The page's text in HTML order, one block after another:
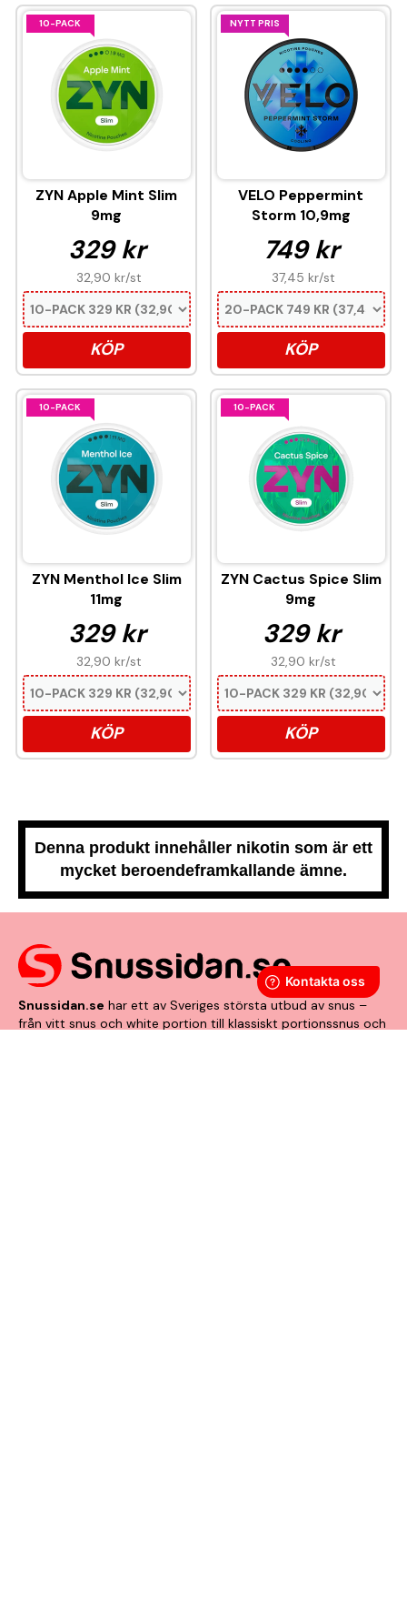
10-PACK
ZYN Apple Mint Slim
9mg
329 kr
32,90 kr/st
KÖP
NYTT PRIS
VELO Peppermint
Storm 10,9mg
749 kr
37,45 kr/st
KÖP
10-PACK
ZYN Menthol Ice Slim
11mg
329 kr
32,90 kr/st
KÖP
10-PACK
ZYN Cactus Spice Slim
9mg
329 kr
32,90 kr/st
KÖP
Denna produkt innehåller nikotin som är ett
mycket beroendeframkallande ämne.
Snussidan.se har ett av Sveriges största utbud av snus –
från vitt snus och white portion till klassiskt portionssnus och